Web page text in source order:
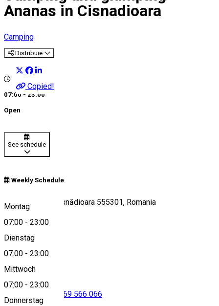
Ananas in Cisnadioara
Camping
Distribuie
Copied!
07:00 - 23:00
Open
See schedule
Weekly Schedule
Montag
07:00 - 23:00
Dienstag
07:00 - 23:00
Mittwoch
07:00 - 23:00
Donnerstag
Strada Pinului, Cisnădioara 555301, Romania
View on map
0269 566 066